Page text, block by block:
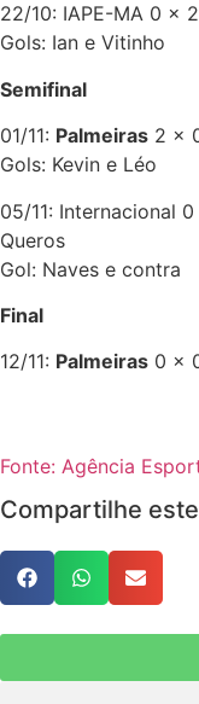
22/10: IAPE-MA 0 x 2
Gols: Ian e Vitinho
Semifinal
01/11: Palmeiras 2 x
Gols: Kevin e Léo
05/11: Internacional
Queros
Gol: Naves e contra
Final
12/11: Palmeiras 0 x
Fonte: Agência
Compartilhe